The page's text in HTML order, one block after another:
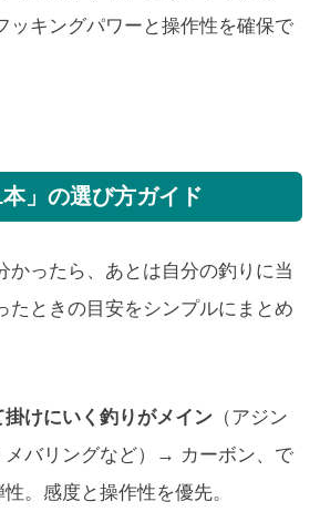
ッキングパワーと操作性を確保で
本」の選び方ガイド
かったら、あとは自分の釣りに当
たときの目安をシンプルにまとめ
けにいく釣りがメイン （アジン
メバリングなど）→ カーボン、で
。感度と操作性を優先。